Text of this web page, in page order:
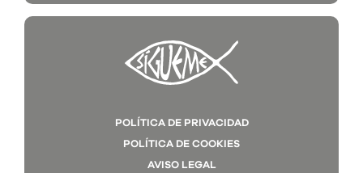
POLÍTICA DE PRIVACIDAD
POLÍTICA DE COOKIES
AVISO LEGAL